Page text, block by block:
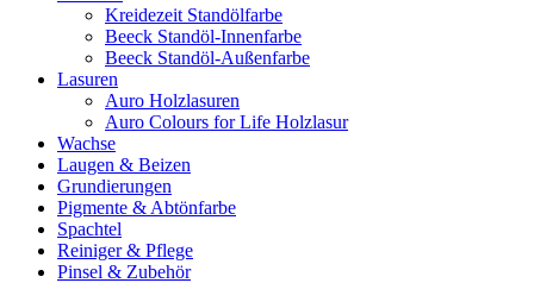
Kreidezeit Standölfarbe
Beeck Standöl-Innenfarbe
Beeck Standöl-Außenfarbe
Lasuren
Auro Holzlasuren
Auro Colours for Life Holzlasur
Wachse
Laugen & Beizen
Grundierungen
Pigmente & Abtönfarbe
Spachtel
Reiniger & Pflege
Pinsel & Zubehör